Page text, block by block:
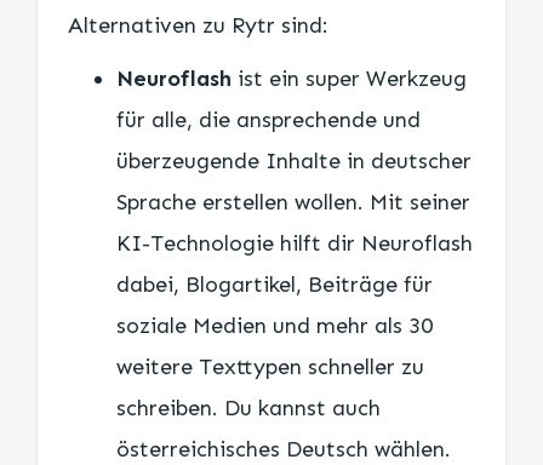
Alternativen zu Rytr sind:
Neuroflash ist ein super Werkzeug
für alle, die ansprechende und
überzeugende Inhalte in deutscher
Sprache erstellen wollen. Mit seiner
KI-Technologie hilft dir Neuroflash
dabei, Blogartikel, Beiträge für
soziale Medien und mehr als 30
weitere Texttypen schneller zu
schreiben. Du kannst auch
österreichisches Deutsch wählen.